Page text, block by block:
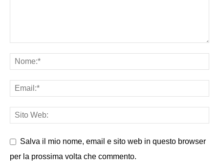
Salva il mio nome, email e sito web in questo browser
per la prossima volta che commento.